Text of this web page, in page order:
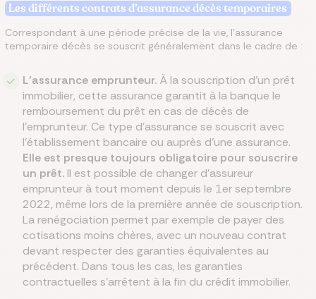
Les différents contrats d’assurance décès temporaires
Correspondant à une période précise de la vie, l’assurance
temporaire décès se souscrit généralement dans le cadre de :
L’assurance emprunteur.À la souscription d’un prêt
immobilier, cette assurance garantit à la banque le
remboursement du prêt en cas de décès de
l'emprunteur. Ce type d’assurance se souscrit avec
l'établissement bancaire ou auprès d’une assurance.
Elle est presque toujours obligatoire pour souscrire
un prêt. Il est possible de changer d’assureur
emprunteur à tout moment depuis le 1er septembre
2022, même lors de la première année de souscription.
La renégociation permet par exemple de payer des
cotisations moins chères, avec un nouveau contrat
devant respecter des garanties équivalentes au
précédent. Dans tous les cas, les garanties
contractuelles s’arrêtent à la fin du crédit immobilier.